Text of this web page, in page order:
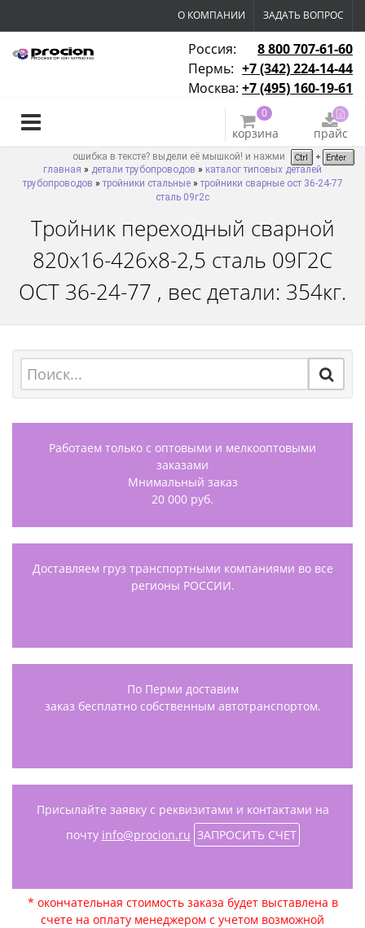
О КОМПАНИИ ЗАДАТЬ ВОПРОС
Россия:
8 800 707-61-60
Пермь: +7 (342) 224-14-44
Москва: +7 (495) 160-19-61
0
корзина прайс
ошибка в тексте? выдели её мышкой! и нажми
главная » детали трубопроводов » каталог типовых деталей
трубопроводов » тройники стальные» тройники сварные ост 36-24-77
сталь 09г2с
Тройник переходный сварной
820х16-426х8-2,5 сталь 09Г2С
ОСТ 36-24-77 , вес детали: 354кг.
Работаем только с оптовыми и мелкооптовыми
заказами
Мнимальный заказ
20 000 руб.
Доставляем груз транспортными компаниями во все
регионы РОССИИ.
По Перми доставим
заказ бесплатно собственным автотранспортом.
Присылайте заявку с реквизитами и контактами на
почту info@procion.ru ЗАПРОСИТЬ СЧЕТ
* окончательная стоимость заказа будет выставлена в
счете на оплату менеджером с учетом возможной